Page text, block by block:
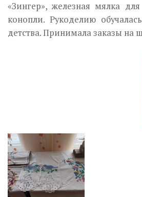
«Зингер», железная мялка
конопли. Рукоделию
детства. Принимала заказы на